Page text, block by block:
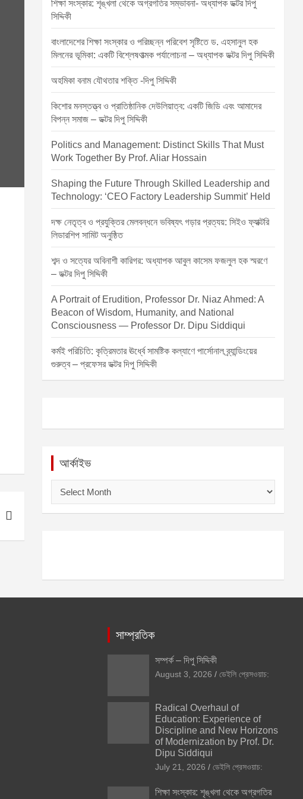
শিক্ষা সংস্কার: শৃঙ্খলা থেকে অগ্রগতির সম্ভাবনা- অধ্যাপক ডক্টর দিপু
সিদ্দিকী
বাংলাদেশের শিক্ষা সংস্কার ও পরিচ্ছন্ন পরিবেশ সৃষ্টিতে ড. এহসানুল হক
মিলনের ভূমিকা: একটি বিশ্লেষণাত্মক পর্যালোচনা – অধ্যাপক ডক্টর দিপু সিদ্দিকী
অহমিকা বনাম যৌথতার শক্তি -দিপু সিদ্দিকী
কিশোর মনস্তত্ত্ব ও প্রাতিষ্ঠানিক দেউলিয়াত্ব: একটি জিডি এবং আমাদের
বিপন্ন সমাজ – ডক্টর দিপু সিদ্দিকী
Politics and Management: Distinct Skills That Must
Work Together By Prof. Aliar Hossain
Shaping the Future Through Skilled Leadership and
Technology: ‘CEO Factory Leadership Summit’ Held
দক্ষ নেতৃত্ব ও প্রযুক্তির মেলবন্ধনে ভবিষ্যৎ গড়ার প্রত্যয়: সিইও ফ্যাক্টরি
লিডারশিপ সামিট অনুষ্ঠিত
শব্দ ও সত্যের অবিনাশী কারিগর: অধ্যাপক আবুল কাসেম ফজলুল হক স্মরণে
– ডক্টর দিপু সিদ্দিকী
A Portrait of Erudition, Professor Dr. Niaz Ahmed: A
Beacon of Wisdom, Humanity, and National
Consciousness — Professor Dr. Dipu Siddiqui
কর্মই পরিচিতি: কৃত্রিমতার ঊর্ধ্বে সামষ্টিক কল্যাণে পার্সোনাল ব্র্যান্ডিংয়ের
গুরুত্ব – প্রফেসর ডক্টর দিপু সিদ্দিকী
আর্কাইভ
ই
সাম্প্রতিক
সম্পর্ক – দিপু সিদ্দিকী
August 3, 2026 ডেইলি প্রেসওয়াচ:
Radical Overhaul of
Education: Experience of
Discipline and New Horizons
of Modernization by Prof. Dr.
Dipu Siddiqui
July 21, 2026 ডেইলি প্রেসওয়াচ:
শিক্ষা সংস্কার: শৃঙ্খলা থেকে অগ্রগতির